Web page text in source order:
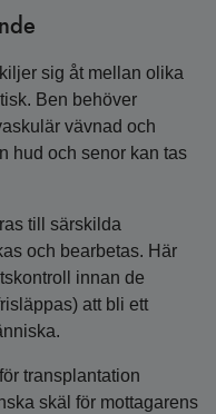
sig åt mellan olika
Ben behöver
vävnad och
hud och senor kan tas
till särskilda
och bearbetas. Här
innan de
att bli ett
transplantation
skäl för mottagarens